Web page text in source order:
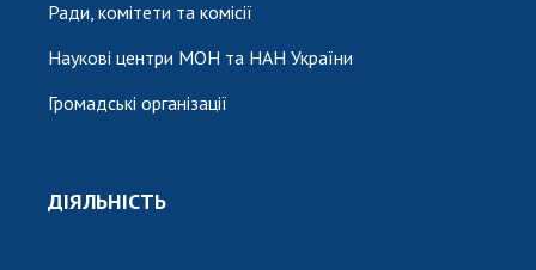
Ради, комітети та комісії
Наукові центри МОН та НАН України
Громадські організації
ДІЯЛЬНІСТЬ